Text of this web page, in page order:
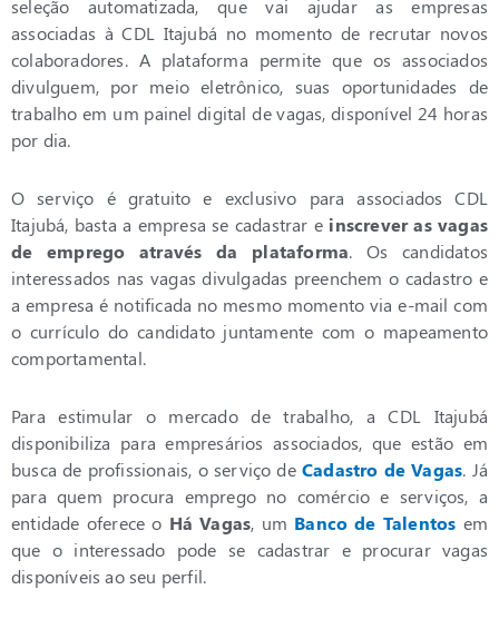
seleção automatizada, que vai ajudar as empresas
associadas à CDL Itajubá no momento de recrutar novos
colaboradores. A plataforma permite que os associados
divulguem, por meio eletrônico, suas oportunidades de
trabalho em um painel digital de vagas, disponível 24 horas
por dia.
O serviço é gratuito e exclusivo para associados CDL
Itajubá, basta a empresa se cadastrar e inscrever as vagas
de emprego através da plataforma. Os candidatos
interessados nas vagas divulgadas preenchem o cadastro e
a empresa é notificada no mesmo momento via e-mail com
o currículo do candidato juntamente com o mapeamento
comportamental.
Para estimular o mercado de trabalho, a CDL Itajubá
disponibiliza para empresários associados, que estão em
busca de profissionais, o serviço de Cadastro de Vagas. Já
para quem procura emprego no comércio e serviços, a
entidade oferece o Há Vagas, um Banco de Talentos em
que o interessado pode se cadastrar e procurar vagas
disponíveis ao seu perfil.